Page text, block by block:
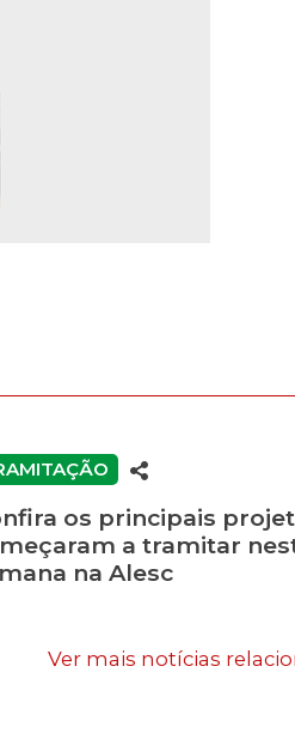
os principais
a tramitar
na Alesc
Ver mais notícias